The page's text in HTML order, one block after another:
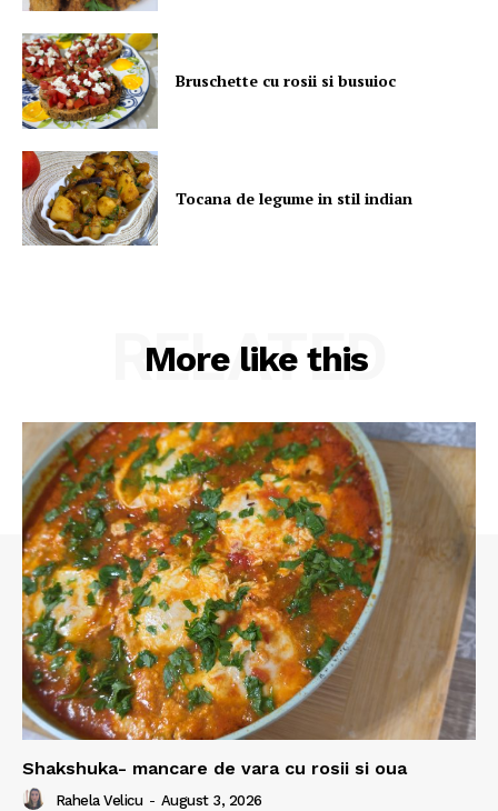
Bruschette cu rosii si busuioc
Tocana de legume in stil indian
More like this
RELATED
Shakshuka- mancare de vara cu rosii si oua
Rahela Velicu - August 3, 2026